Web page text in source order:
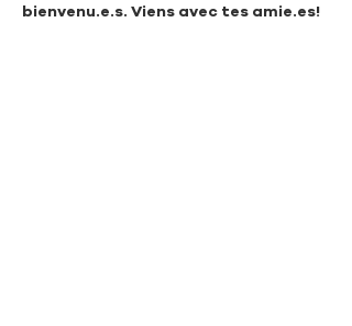
bienvenu.e.s. Viens avec tes amie.es!